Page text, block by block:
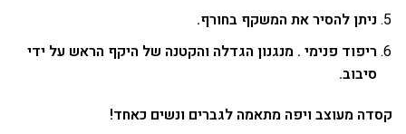
ניתן להסיר את המשקף בחורף.
ריפוד פנימי . מנגנון הגדלה והקטנה של היקף הראש על ידי
סיבוב.
קסדה מעוצב ויפה מתאמה לגברים ונשים כאחד!